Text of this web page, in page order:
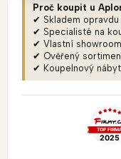
Proč koupit u
✔ Skladem opravdu
✔ Specialisté na
✔ Vlastní
✔ Ověřený
✔ Koupelnový